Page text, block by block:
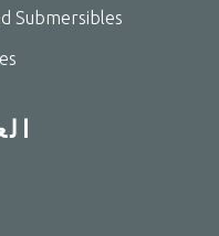
Submersibles